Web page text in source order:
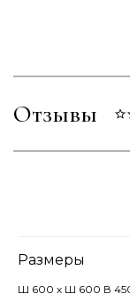
Отзывы
Размеры
Ш 600 х Ш 600 В